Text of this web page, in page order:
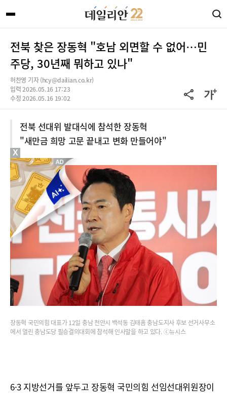
전북 찾은 장동혁 "호남 외면할 수 없어…민
주당, 30년째 뭐하고 있나"
허찬영 기자 (hcy@dailian.co.kr)
입력 2026.05.16 17:23
수정 2026.05.16 19:02
전북 선대위 발대식에 참석한 장동혁
"새만금 희망 고문 끝내고 변화 만들어야"
장동혁 국민의힘 대표가 12일 충남 천안시 백석동 김태흠 충남도지사 후보 선거사무소
에서 열린 충남도당 필승결의대회에 참석해 인사말을 하고 있다. ⓒ뉴시스
6·3 지방선거를 앞두고 장동혁 국민의힘 선임선대위원장이
X